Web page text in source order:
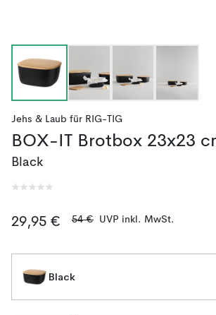
Jehs & Laub für RIG-TIG
BOX-IT Brotbox 23x23
Black
29,95 € 54 € UVP inkl. MwSt.
Black